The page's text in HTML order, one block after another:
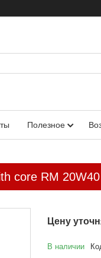
Полезное
core RM
Цену
В наличии